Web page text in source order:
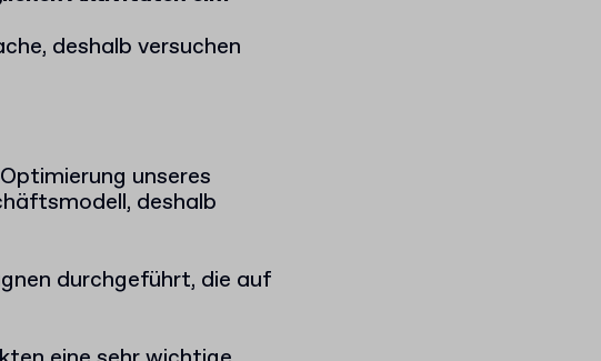
deshalb versuchen
unseres
deshalb
durchgeführt, die auf